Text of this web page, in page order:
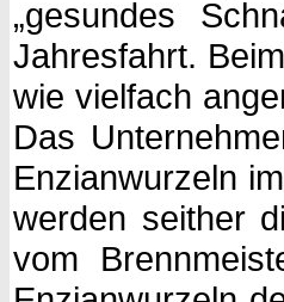
„gesundes
Jahresfahrt.
wie vielfach
Das
Enzianwurzeln
werden seither
vom